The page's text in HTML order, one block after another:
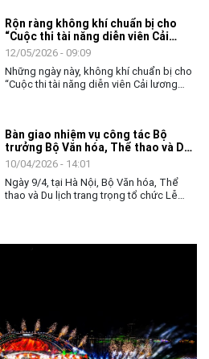
Dế Mèn và 4 Tặng thưởng. Đặc biệt, mùa
giải năm nay còn đánh dấu bước phát
triển mới khi Giải thưởng Lớn "Thành tựu
trọn đời - Hiệp sĩ Dế Mèn" đã tìm được
chủ nhân xứng đáng.
Rộn ràng không khí chuẩn bị cho
“Cuộc thi tài năng diễn viên Cải
lương toàn quốc - 2026”
12/05/2026 - 09:09
Những ngày này, không khí chuẩn bị cho
“Cuộc thi tài năng diễn viên Cải lương
đến các tuyến phố trung tâm, hình ảnh về
cuộc thi đã bắt đầu xuất hiện, tạo nên
bầu không khí nghệ thuật đầy sắc màu,
góp phần lan tỏa tình yêu đối với nghệ
thuật Cải lương - loại hình sân khấu
truyền thống đặc sắc của dân tộc.
Bàn giao nhiệm vụ công tác Bộ
trưởng Bộ Văn hóa, Thể thao và Du
lịch
10/04/2026 - 14:01
Ngày 9/4, tại Hà Nội, Bộ Văn hóa, Thể
thao và Du lịch trang trọng tổ chức Lễ